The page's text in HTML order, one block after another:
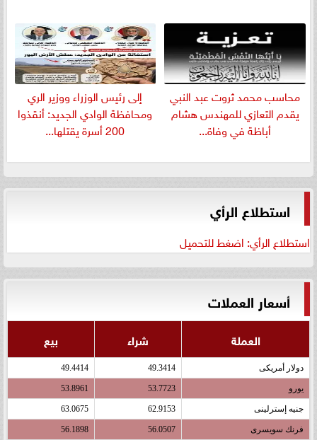
​محاسب محمد ثروت عبد النبي
يقدم التعازي للمهندس هشام
أباظة في وفاة...
إلى رئيس الوزراء ووزير الري
ومحافظة الوادي الجديد: أنقذوا
200 أسرة يقتلها...
استطلاع الرأي
استطلاع الرأي: اضغط للتحميل
أسعار العملات
العملة شراء بيع
دولار أمريكى 49.3414
49.4414
يورو 53.7723
53.8961
جنيه إسترلينى 62.9153
63.0675
فرنك سويسرى 56.0507
56.1898